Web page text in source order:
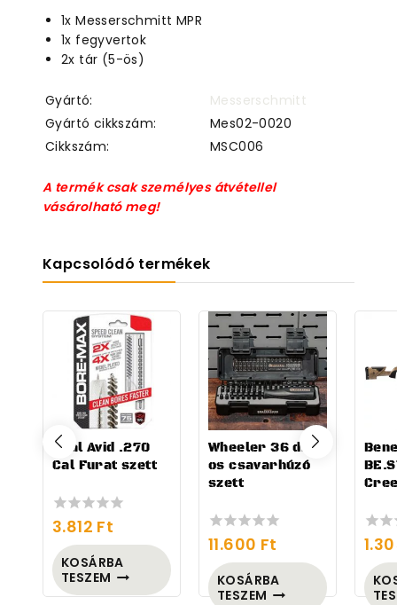
1x Messerschmitt MPR
1x fegyvertok
2x tár (5-ös)
Gyártó:
Messerschmitt
Gyártó cikkszám:
Mes02-0020
Cikkszám:
MSC006
A termék csak személyes átvétellel
vásárolható meg!
Kapcsolódó termékek
Real Avid .270
Cal Furat szett
0
of
5
3.812 Ft
KOSÁRBA
TESZEM
Wheeler 36 db-
os csavarhúzó
szett
0
of
5
11.600 Ft
KOSÁRBA
TESZEM
0
of
5